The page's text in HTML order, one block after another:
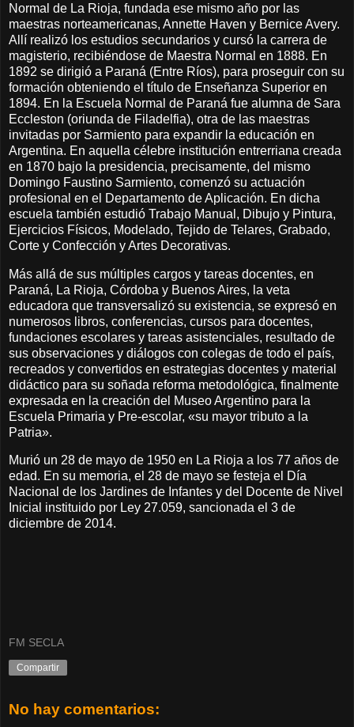
Normal de La Rioja, fundada ese mismo año por las
maestras norteamericanas, Annette Haven y Bernice Avery.
Allí realizó los estudios secundarios y cursó la carrera de
magisterio, recibiéndose de Maestra Normal en 1888. En
1892 se dirigió a Paraná (Entre Ríos), para proseguir con su
formación obteniendo el título de Enseñanza Superior en
1894. En la Escuela Normal de Paraná fue alumna de Sara
Eccleston (oriunda de Filadelfia), otra de las maestras
invitadas por Sarmiento para expandir la educación en
Argentina. En aquella célebre institución entrerriana creada
en 1870 bajo la presidencia, precisamente, del mismo
Domingo Faustino Sarmiento, comenzó su actuación
profesional en el Departamento de Aplicación. En dicha
escuela también estudió Trabajo Manual, Dibujo y Pintura,
Ejercicios Físicos, Modelado, Tejido de Telares, Grabado,
Corte y Confección y Artes Decorativas.
Más allá de sus múltiples cargos y tareas docentes, en
Paraná, La Rioja, Córdoba y Buenos Aires, la veta
educadora que transversalizó su existencia, se expresó en
numerosos libros, conferencias, cursos para docentes,
fundaciones escolares y tareas asistenciales, resultado de
sus observaciones y diálogos con colegas de todo el país,
recreados y convertidos en estrategias docentes y material
didáctico para su soñada reforma metodológica, finalmente
expresada en la creación del Museo Argentino para la
Escuela Primaria y Pre-escolar, «su mayor tributo a la
Patria».
Murió un 28 de mayo de 1950 en La Rioja a los 77 años de
edad. En su memoria, el 28 de mayo se festeja el Día
Nacional de los Jardines de Infantes y del Docente de Nivel
Inicial instituido por Ley 27.059, sancionada el 3 de
diciembre de 2014.
FM SECLA
Compartir
No hay comentarios: